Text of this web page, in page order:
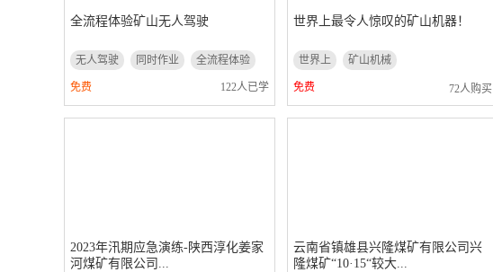
全流程体验矿山无人驾驶
无人驾驶 同时作业 全流程体验
免费 122人已学
世界上最令人惊叹的矿山机器！
世界上 矿山机械
免费 72人购买
2023年汛期应急演练-陕西淳化姜家
河煤矿有限公司...
云南省镇雄县兴隆煤矿有限公司兴
隆煤矿“10·15“较大...